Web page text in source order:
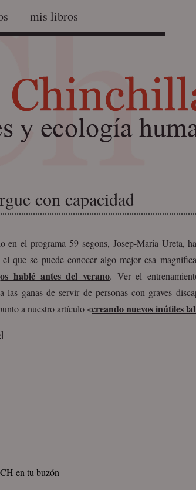
mis libros
con capacidad
en el programa 59 segons, Josep-Maria Ureta,
el que se puede conocer algo mejor esa
os hablé antes del verano. Ver el
las ganas de servir de personas con graves
a nuestro artículo «creando nuevos inútiles
]
en tu buzón